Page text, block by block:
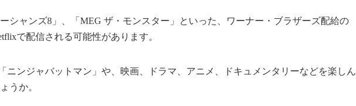
シャンズ8」、「MEG ザ・モンスター」といった、ワーナー・ブラザーズ配給の
で配信される可能性があります。
ニンジャバットマン」や、映画、ドラマ、アニメ、ドキュメンタリーなどを楽しん
うか。